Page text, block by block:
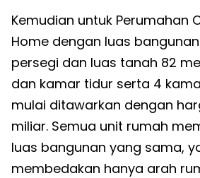
Kemudian untuk Perumahan
Home dengan luas
persegi dan luas tanah 82
dan kamar tidur serta 4
mulai ditawarkan dengan
miliar. Semua unit rumah
luas bangunan yang sama,
membedakan hanya arah